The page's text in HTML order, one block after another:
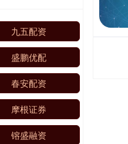
九五配资
盛鹏优配
春安配资
摩根证券
镕盛融资